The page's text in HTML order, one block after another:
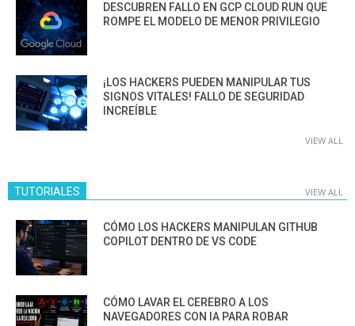
DESCUBREN FALLO EN GCP CLOUD RUN QUE
ROMPE EL MODELO DE MENOR PRIVILEGIO
¡LOS HACKERS PUEDEN MANIPULAR TUS
SIGNOS VITALES! FALLO DE SEGURIDAD
INCREÍBLE
VIEW ALL
TUTORIALES VIEW ALL
CÓMO LOS HACKERS MANIPULAN GITHUB
COPILOT DENTRO DE VS CODE
CÓMO LAVAR EL CEREBRO A LOS
NAVEGADORES CON IA PARA ROBAR